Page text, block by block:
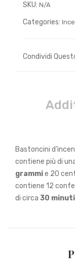
SKU: N/A
Categories:
Condividi
Bastoncini
contiene più di
grammie 20
contiene 12
di circa 30 minuti